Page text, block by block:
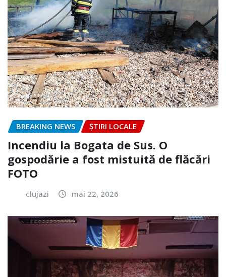
BREAKING NEWS ȘTIRI LOCALE
Incendiu la Bogata de Sus. O
gospodărie a fost mistuită de flăcări
FOTO
clujazi mai 22, 2026